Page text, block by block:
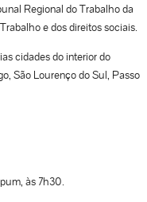
Regional do Trabalho da
e dos direitos sociais.
cidades do interior do
São Lourenço do Sul, Passo
às 7h30.